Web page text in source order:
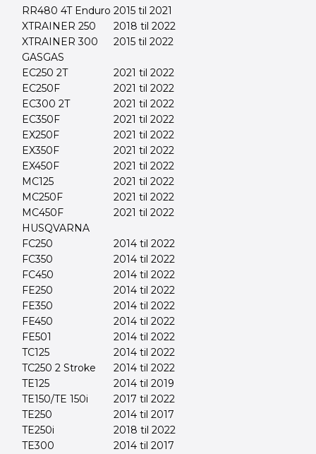
RR480 4T Enduro 2015 til 2021
XTRAINER 250
2018 til 2022
XTRAINER 300
2015 til 2022
GASGAS
EC250 2T
2021 til 2022
EC250F
2021 til 2022
EC300 2T
2021 til 2022
EC350F
2021 til 2022
EX250F
2021 til 2022
EX350F
2021 til 2022
EX450F
2021 til 2022
MC125
2021 til 2022
MC250F
2021 til 2022
MC450F
2021 til 2022
HUSQVARNA
FC250
2014 til 2022
FC350
2014 til 2022
FC450
2014 til 2022
FE250
2014 til 2022
FE350
2014 til 2022
FE450
2014 til 2022
FE501
2014 til 2022
TC125
2014 til 2022
TC250 2 Stroke
2014 til 2022
TE125
2014 til 2019
TE150/TE 150i
2017 til 2022
TE250
2014 til 2017
TE250i
2018 til 2022
TE300
2014 til 2017